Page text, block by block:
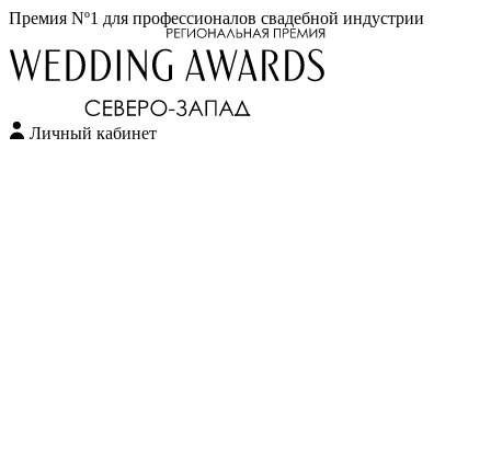
Премия Nº1 для профессионалов свадебной индустрии
Личный кабинет